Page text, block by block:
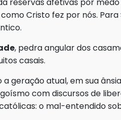
reservas afetivas por
Cristo fez por nós. Para
, pedra angular dos
casais.
geração atual, em sua
com discursos de
o mal-entendido